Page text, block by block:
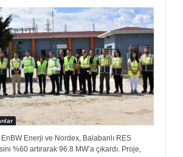
Enerji ve Nordex, Balabanlı RES
%60 artırarak 96.8 MW’a çıkardı. Proje,